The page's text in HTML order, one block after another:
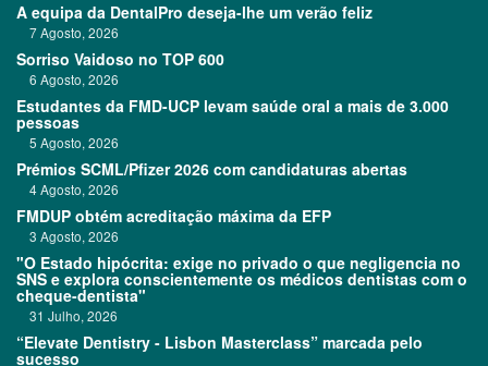
A equipa da DentalPro deseja-lhe um verão feliz
7 Agosto, 2026
Sorriso Vaidoso no TOP 600
6 Agosto, 2026
Estudantes da FMD-UCP levam saúde oral a mais de 3.000
pessoas
5 Agosto, 2026
Prémios SCML/Pfizer 2026 com candidaturas abertas
4 Agosto, 2026
FMDUP obtém acreditação máxima da EFP
3 Agosto, 2026
"O Estado hipócrita: exige no privado o que negligencia no
SNS e explora conscientemente os médicos dentistas com o
cheque-dentista"
31 Julho, 2026
“Elevate Dentistry - Lisbon Masterclass” marcada pelo
sucesso